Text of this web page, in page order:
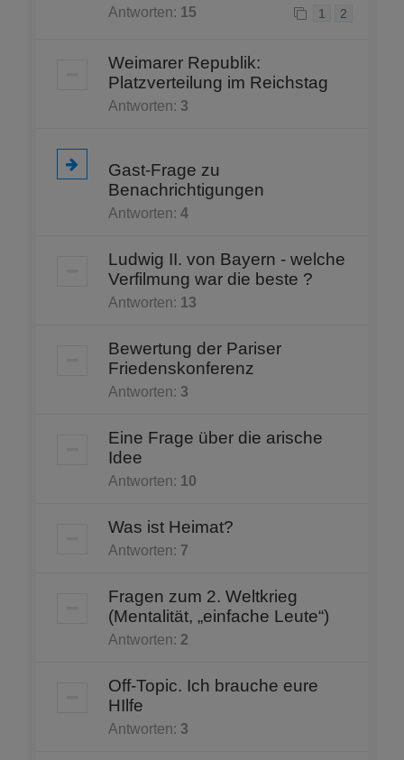
Antworten: 15 1 2
Weimarer Republik:
Platzverteilung im Reichstag
Antworten: 3
Gast-Frage zu
Benachrichtigungen
Antworten: 4
Ludwig II. von Bayern - welche
Verfilmung war die beste ?
Antworten: 13
Bewertung der Pariser
Friedenskonferenz
Antworten: 3
Eine Frage über die arische
Idee
Antworten: 10
Was ist Heimat?
Antworten: 7
Fragen zum 2. Weltkrieg
(Mentalität, „einfache Leute“)
Antworten: 2
Off-Topic. Ich brauche eure
HIlfe
Antworten: 3